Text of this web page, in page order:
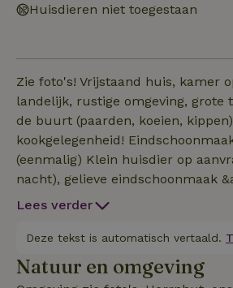
Huisdieren niet toegestaan
Zie foto's! Vrijstaand huis, kamer
landelijk, rustige omgeving, grote
de buurt (paarden, koeien,
kookgelegenheid!
(eenmalig) Klein huisdier op
nacht), gelieve eindschoonmaak
dier ter plaatse te betalen na
meenemen. Laadstation voor e-
Welkom in de Oberlausitz.
Lees verder
Deze tekst is automatisch vertaald.
Natuur en omgeving